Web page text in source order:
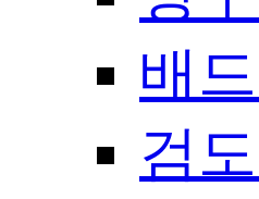
배
검